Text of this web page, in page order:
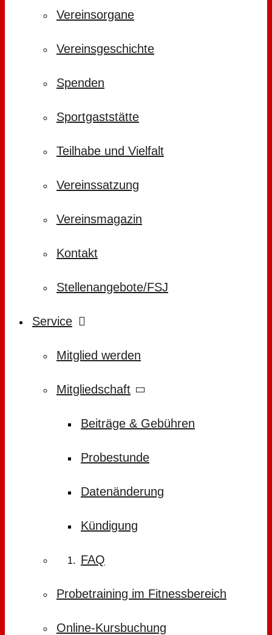
Vereinsorgane
Vereinsgeschichte
Spenden
Sportgaststätte
Teilhabe und Vielfalt
Vereinssatzung
Vereinsmagazin
Kontakt
Stellenangebote/FSJ
Service
Mitglied werden
Mitgliedschaft
Beiträge & Gebühren
Probestunde
Datenänderung
Kündigung
FAQ
Probetraining im Fitnessbereich
Online-Kursbuchung